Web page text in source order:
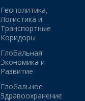
Геополитика,
Логистика и
Транспортные
Коридоры
Глобальная
Экономика и
Развитие
Глобальное
Здравоохранение